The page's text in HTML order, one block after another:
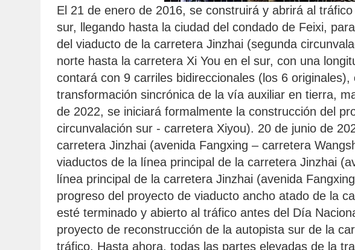
El 21 de enero de 2016, se construirá y abrirá al
sur, llegando hasta la ciudad del condado de Feixi,
del viaducto de la carretera Jinzhai (segunda
norte hasta la carretera Xi You en el sur, con una
contará con 9 carriles bidireccionales (los 6
transformación sincrónica de la vía auxiliar en tierra,
de 2022, se iniciará formalmente la construcción del
circunvalación sur - carretera Xiyou). 20 de junio de
carretera Jinzhai (avenida Fangxing – carretera
viaductos de la línea principal de la carretera Jinzhai
línea principal de la carretera Jinzhai (avenida
progreso del proyecto de viaducto ancho atado de la
esté terminado y abierto al tráfico antes del Día
proyecto de reconstrucción de la autopista sur de la
tráfico. Hasta ahora, todas las partes elevadas de la